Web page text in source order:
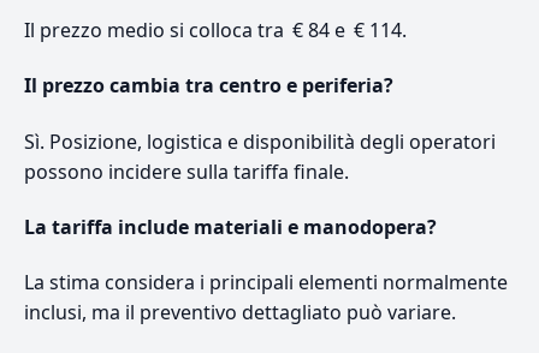
Il prezzo medio si colloca tra € 84 e € 114.
Il prezzo cambia tra centro e periferia?
Sì. Posizione, logistica e disponibilità degli operatori
possono incidere sulla tariffa finale.
La tariffa include materiali e manodopera?
La stima considera i principali elementi normalmente
inclusi, ma il preventivo dettagliato può variare.